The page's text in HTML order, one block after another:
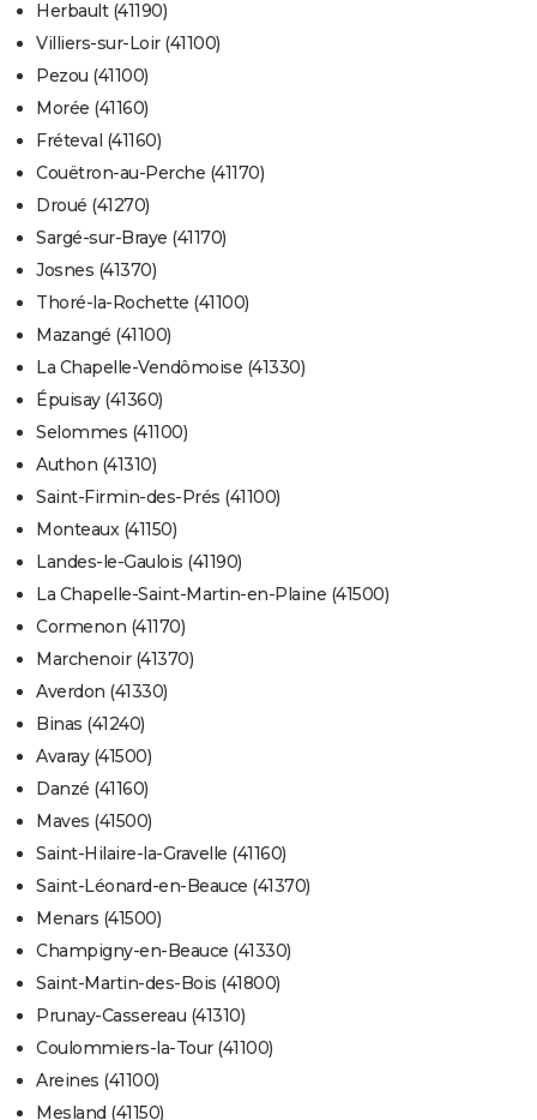
Herbault (41190)
Villiers-sur-Loir (41100)
Pezou (41100)
Morée (41160)
Fréteval (41160)
Couëtron-au-Perche (41170)
Droué (41270)
Sargé-sur-Braye (41170)
Josnes (41370)
Thoré-la-Rochette (41100)
Mazangé (41100)
La Chapelle-Vendômoise (41330)
Épuisay (41360)
Selommes (41100)
Authon (41310)
Saint-Firmin-des-Prés (41100)
Monteaux (41150)
Landes-le-Gaulois (41190)
La Chapelle-Saint-Martin-en-Plaine (41500)
Cormenon (41170)
Marchenoir (41370)
Averdon (41330)
Binas (41240)
Avaray (41500)
Danzé (41160)
Maves (41500)
Saint-Hilaire-la-Gravelle (41160)
Saint-Léonard-en-Beauce (41370)
Menars (41500)
Champigny-en-Beauce (41330)
Saint-Martin-des-Bois (41800)
Prunay-Cassereau (41310)
Coulommiers-la-Tour (41100)
Areines (41100)
Mesland (41150)